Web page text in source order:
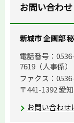
お問い合わせ
新城市 企画部
電話番号：
7619（人事係
ファクス：
〒441-1392 愛
お問い合わせ